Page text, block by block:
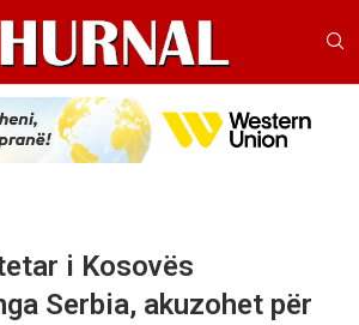
i Kosovës
Serbia, akuzohet për